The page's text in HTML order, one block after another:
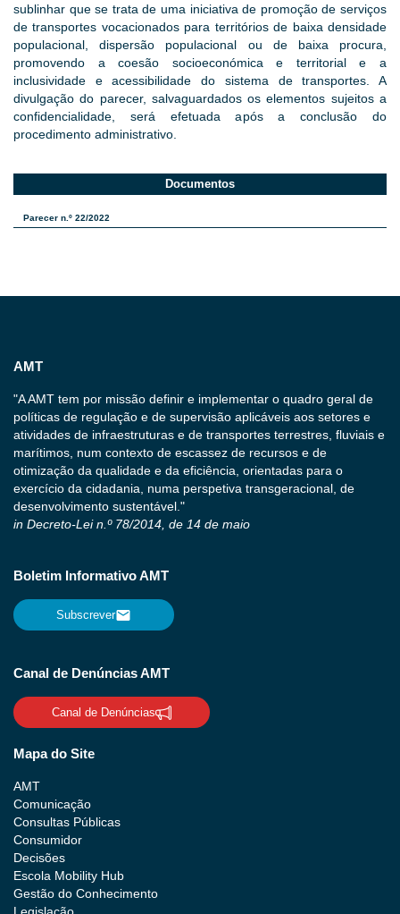
sublinhar que se trata de uma iniciativa de promoção de serviços
de transportes vocacionados para territórios de baixa densidade
populacional, dispersão populacional ou de baixa procura,
promovendo a coesão socioeconómica e territorial e a
inclusividade e acessibilidade do sistema de transportes. A
divulgação do parecer, salvaguardados os elementos sujeitos a
confidencialidade, será efetuada após a conclusão do
procedimento administrativo.
Documentos
Parecer n.º 22/2022
AMT
"A AMT tem por missão definir e implementar o quadro geral de
políticas de regulação e de supervisão aplicáveis aos setores e
atividades de infraestruturas e de transportes terrestres, fluviais e
marítimos, num contexto de escassez de recursos e de
otimização da qualidade e da eficiência, orientadas para o
exercício da cidadania, numa perspetiva transgeracional, de
desenvolvimento sustentável."
in Decreto-Lei n.º 78/2014, de 14 de maio
Boletim Informativo AMT
Subscrever
Canal de Denúncias AMT
Canal de Denúncias
Mapa do Site
AMT
Comunicação
Consultas Públicas
Consumidor
Decisões
Escola Mobility Hub
Gestão do Conhecimento